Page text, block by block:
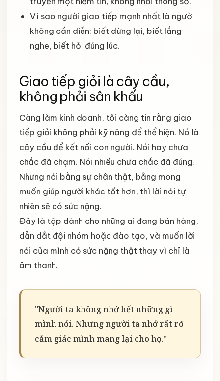
Vì sao người giao tiếp mạnh nhất là người
không cần diễn: biết dừng lại, biết lắng
nghe, biết hỏi đúng lúc.
Giao tiếp giỏi là cây cầu,
không phải sân khấu
Càng làm kinh doanh, tôi càng tin rằng giao
tiếp giỏi không phải kỹ năng để thể hiện. Nó là
cây cầu để kết nối con người. Nói hay chưa
chắc đã chạm. Nói nhiều chưa chắc đã đúng.
Nhưng nói bằng sự chân thật, bằng mong
muốn giúp người khác tốt hơn, thì lời nói tự
nhiên sẽ có sức nặng.
Đây là tập dành cho những ai đang bán hàng,
dẫn dắt đội nhóm hoặc đào tạo, và muốn lời
nói của mình có sức nặng thật thay vì chỉ là
âm thanh.
"Người ta không nhớ hết những gì
mình nói. Nhưng người ta nhớ rất rõ
cảm giác mình mang lại cho họ."